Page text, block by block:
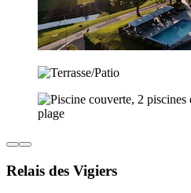
Relais des Vigiers